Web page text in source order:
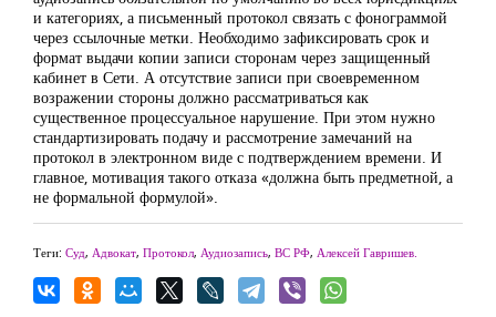
и категориях, а письменный протокол связать с фонограммой
через ссылочные метки. Необходимо зафиксировать срок и
формат выдачи копии записи сторонам через защищенный
кабинет в Сети. А отсутствие записи при своевременном
возражении стороны должно рассматриваться как
существенное процессуальное нарушение. При этом нужно
стандартизировать подачу и рассмотрение замечаний на
протокол в электронном виде с подтверждением времени. И
главное, мотивация такого отказа «должна быть предметной, а
не формальной формулой».
Теги: Суд, Адвокат, Протокол, Аудиозапись, ВС РФ, Алексей Гавришев.